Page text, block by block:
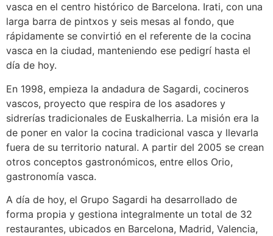
vasca en el centro histórico de Barcelona. Irati, con una
larga barra de pintxos y seis mesas al fondo, que
rápidamente se convirtió en el referente de la cocina
vasca en la ciudad, manteniendo ese pedigrí hasta el
día de hoy.
En 1998, empieza la andadura de Sagardi, cocineros
vascos, proyecto que respira de los asadores y
sidrerías tradicionales de Euskalherria. La misión era la
de poner en valor la cocina tradicional vasca y llevarla
fuera de su territorio natural. A partir del 2005 se crean
otros conceptos gastronómicos, entre ellos Orio,
gastronomía vasca.
A día de hoy, el Grupo Sagardi ha desarrollado de
forma propia y gestiona integralmente un total de 32
restaurantes, ubicados en Barcelona, Madrid, Valencia,